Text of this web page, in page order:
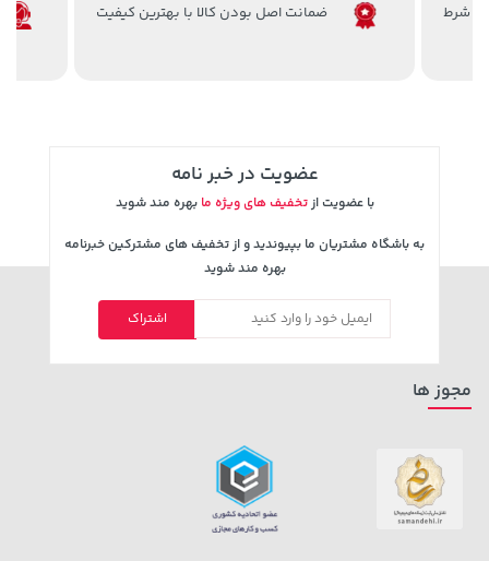
3,079,000 تومان
خرید
ضمانت اصل بودن کالا با بهترین کیفیت
عضویت در خبر نامه
با عضویت ازتخفیف های ویژه ما بهره مند شوید
به باشگاه مشتریان ما بپیوندید و از تخفیف های مشترکین خبرنامه
بهره مند شوید
اشتراک
مجوز ها